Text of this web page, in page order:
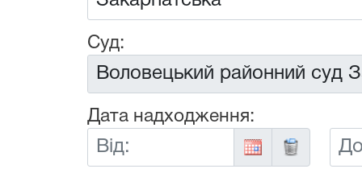
Суд:
Дата надходження:
Від:
До: